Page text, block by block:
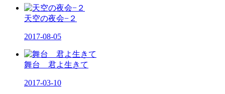
天空の夜会−２
2017-08-05
舞台 君よ生きて
2017-03-10